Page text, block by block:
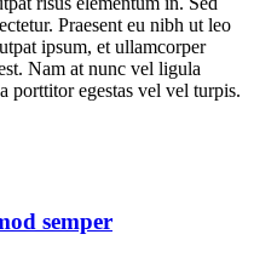
Praesent eu nibh ut leo
ipsum, et ullamcorper
Nam at nunc vel ligula
porttitor egestas vel vel turpis.
semper